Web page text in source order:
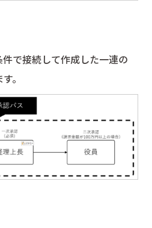
で接続して作成した一連の
。